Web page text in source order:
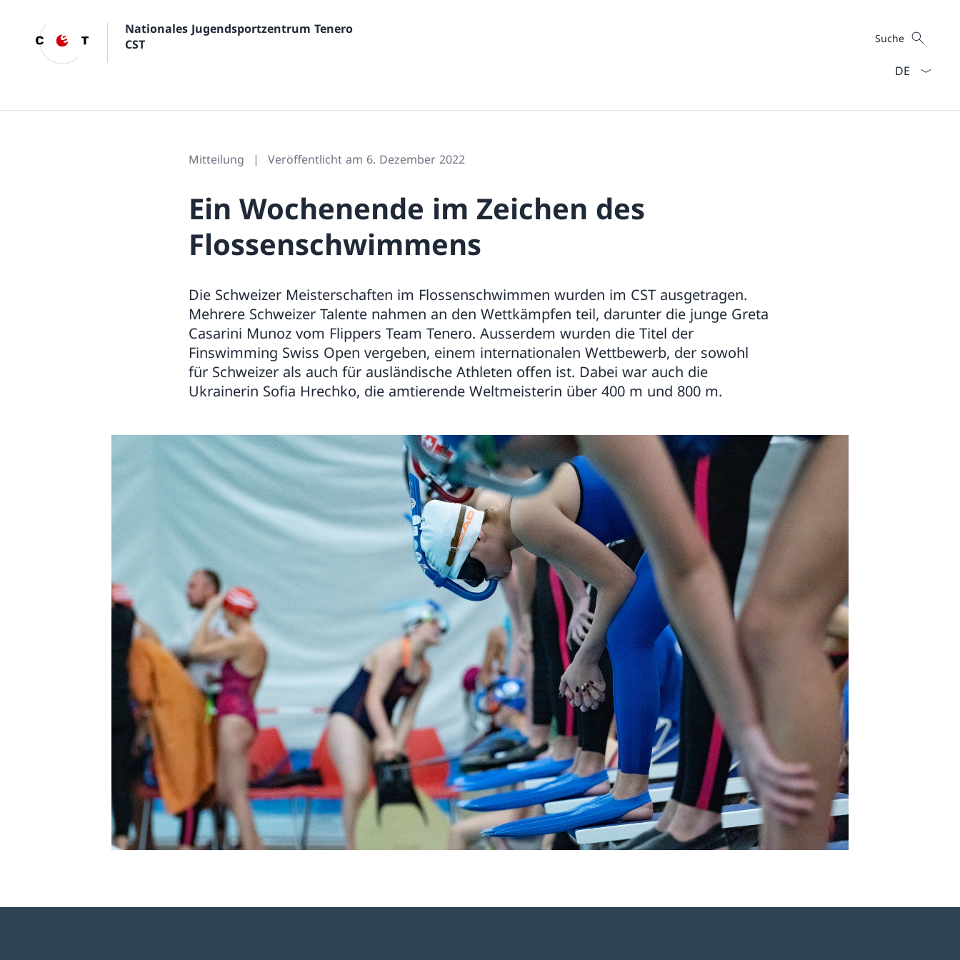
Nationales Jugendsportzentrum Tenero
CST
Suche
Suche
Mitteilung Veröffentlicht am 6. Dezember 2022
Ein Wochenende im Zeichen des
Flossenschwimmens
Die Schweizer Meisterschaften im Flossenschwimmen wurden im CST ausgetragen.
Mehrere Schweizer Talente nahmen an den Wettkämpfen teil, darunter die junge Greta
Casarini Munoz vom Flippers Team Tenero. Ausserdem wurden die Titel der
Finswimming Swiss Open vergeben, einem internationalen Wettbewerb, der sowohl
für Schweizer als auch für ausländische Athleten offen ist. Dabei war auch die
Ukrainerin Sofia Hrechko, die amtierende Weltmeisterin über 400 m und 800 m.